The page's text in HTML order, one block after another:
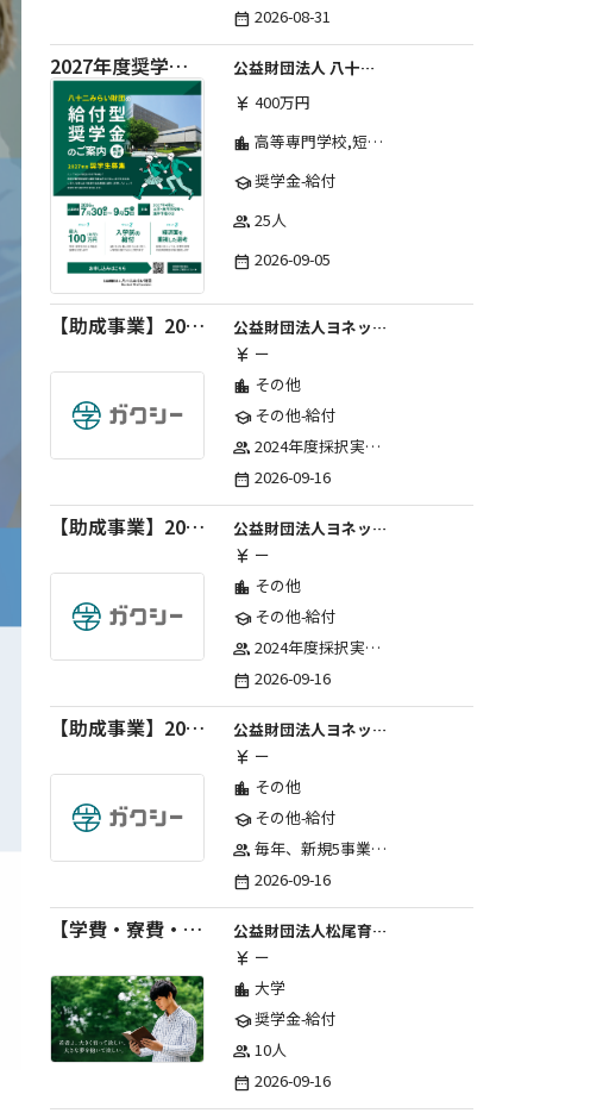
date_range 2026-08-31
2027年度奨学生募集要項
公益財団法人 八十二みらい財団
currency_yen 400万円
location_city 高等専門学校,短期大学,専修学校,大学
school奨学金-給付
group 25人
date_range 2026-09-05
【助成事業】2027年度（通年）ジュニアスポーツ振興に関する助成金
公益財団法人ヨネックススポーツ振興財団
currency_yen ー
location_city その他
schoolその他-給付
group 2024年度採択実績：107事業（前期45・後期62）、2025年度採択実績：103事業（前期48・後期55）、2026年度採択実績：97事業 ※2026年度より、前期・後期の区分を廃止し、年1回の申請受付となりました。
date_range 2026-09-16
【助成事業】2027年度（通年）国際交流普及事業に関する助成金
公益財団法人ヨネックススポーツ振興財団
currency_yen ー
location_city その他
schoolその他-給付
group 2024年度採択実績：21事業（前期11・後期10）、2025年度採択実績：30事業（前期15・後期15）、2026年度採択実績：40事業 ※2026年度より、前期・後期の区分を廃止し、年1回の申請受付となりました。
date_range 2026-09-16
【助成事業】2027年度中学校部活動の地域展開推進に関する助成金
公益財団法人ヨネックススポーツ振興財団
currency_yen ー
location_city その他
schoolその他-給付
group 毎年、新規5事業前後への助成金交付を予定とし、初年度5事業、2年目合計10事業前後、3年目合計15事業前後、4年目以降は15事業前後にて実施する。 2025年度採択実績：5事業、2026年度採択実績：5事業
date_range 2026-09-16
【学費・寮費・交通費給付】2027年度第71期育英生募集
公益財団法人松尾育英会
currency_yen ー
location_city 大学
school奨学金-給付
group 10人
date_range 2026-09-16